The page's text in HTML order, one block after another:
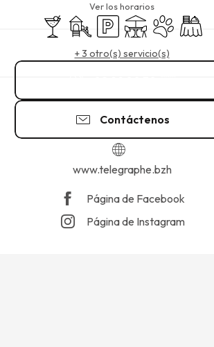
Ver los horarios
Bar / Refrigerio
Juegos infantiles / Zona de
Aparcamiento
TerrazaSe aceptan
+ 3 otro(s) servicio(s)
Contáctenos
www.telegraphe.bzh
Página de Facebook
Página de Instagram